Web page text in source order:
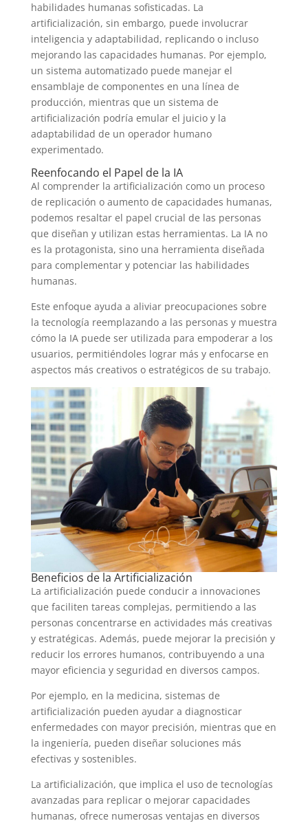
habilidades humanas sofisticadas. La
artificialización, sin embargo, puede involucrar
inteligencia y adaptabilidad, replicando o incluso
mejorando las capacidades humanas. Por ejemplo,
un sistema automatizado puede manejar el
ensamblaje de componentes en una línea de
producción, mientras que un sistema de
artificialización podría emular el juicio y la
adaptabilidad de un operador humano
experimentado.
Reenfocando el Papel de la IA
Al comprender la artificialización como un proceso
de replicación o aumento de capacidades humanas,
podemos resaltar el papel crucial de las personas
que diseñan y utilizan estas herramientas. La IA no
es la protagonista, sino una herramienta diseñada
para complementar y potenciar las habilidades
humanas.
Este enfoque ayuda a aliviar preocupaciones sobre
la tecnología reemplazando a las personas y muestra
cómo la IA puede ser utilizada para empoderar a los
usuarios, permitiéndoles lograr más y enfocarse en
aspectos más creativos o estratégicos de su trabajo.
Beneficios de la Artificialización
La artificialización puede conducir a innovaciones
que faciliten tareas complejas, permitiendo a las
personas concentrarse en actividades más creativas
y estratégicas. Además, puede mejorar la precisión y
reducir los errores humanos, contribuyendo a una
mayor eficiencia y seguridad en diversos campos.
Por ejemplo, en la medicina, sistemas de
artificialización pueden ayudar a diagnosticar
enfermedades con mayor precisión, mientras que en
la ingeniería, pueden diseñar soluciones más
efectivas y sostenibles.
La artificialización, que implica el uso de tecnologías
avanzadas para replicar o mejorar capacidades
humanas, ofrece numerosas ventajas en diversos